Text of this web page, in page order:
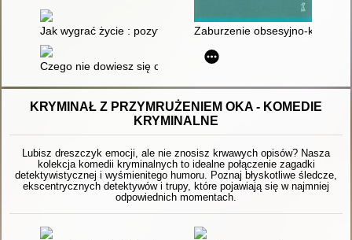
Jak wygrać życie : pozytywnie zakręcony poradnik, jak
Zaburzenie obsesyjno-
Czego nie dowiesz się od koleżanek : poradnik nowoczesnej
KRYMINAŁ Z PRZYMRUŻENIEM OKA - KOMEDIE
KRYMINALNE
Lubisz dreszczyk emocji, ale nie znosisz krwawych opisów? Nasza
kolekcja komedii kryminalnych to idealne połączenie zagadki
detektywistycznej i wyśmienitego humoru. Poznaj błyskotliwe śledcze,
ekscentrycznych detektywów i trupy, które pojawiają się w najmniej
odpowiednich momentach.